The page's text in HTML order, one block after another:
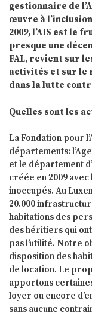
gestionnaire de
œuvre à
2009, l’AIS est le
presque une
FAL, revient sur
activités et sur le
dans la lutte
Quelles sont les
La Fondation pour
départements:
et le département
créée en 2009
inoccupés. Au
20.000
habitations des
des héritiers qui ont
pas l’utilité. Notre
disposition des
de location. Le
apportons
loyer ou encore
sans aucune